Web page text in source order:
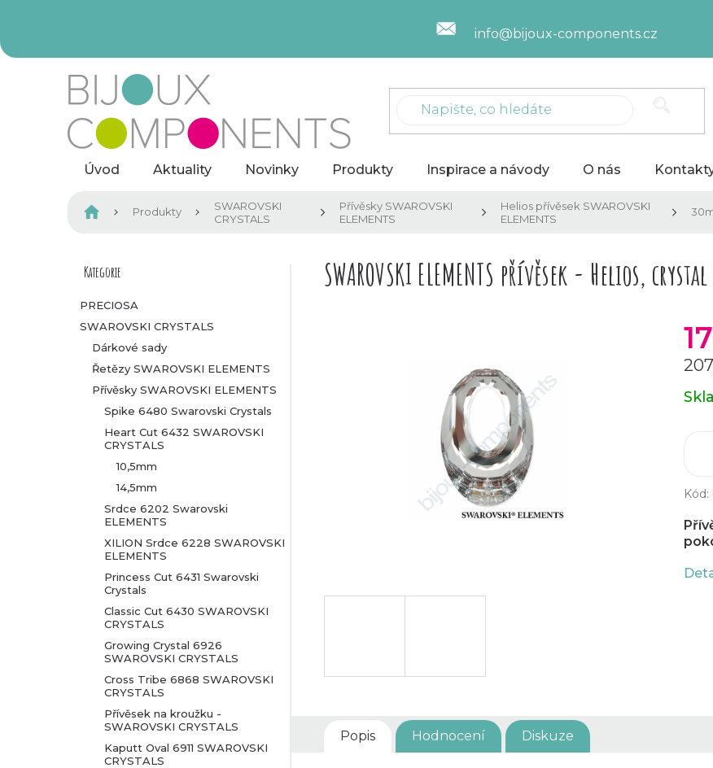
info@bijoux-components.cz
Úvod Aktuality Novinky Produkty Inspirace a návody O nás
Domů Produkty
SWAROVSKI
CRYSTALS
Přívěsky SWAROVSKI
ELEMENTS
Helios přívěsek SWAROVSKI
ELEMENTS
P
o
s
Přeskočit
Kategorie
PRECIOSA
SWAROVSKI CRYSTALS
Dárkové sady
Řetězy SWAROVSKI ELEMENTS
Přívěsky SWAROVSKI ELEMENTS
Spike 6480 Swarovski Crystals
Heart Cut 6432 SWAROVSKI
CRYSTALS
10,5mm
14,5mm
Srdce 6202 Swarovski
ELEMENTS
XILION Srdce 6228 SWAROVSKI
ELEMENTS
Princess Cut 6431 Swarovski
Crystals
Classic Cut 6430 SWAROVSKI
CRYSTALS
Growing Crystal 6926
SWAROVSKI CRYSTALS
Cross Tribe 6868 SWAROVSKI
CRYSTALS
Přívěsek na kroužku -
SWAROVSKI CRYSTALS
Kaputt Oval 6911 SWAROVSKI
CRYSTALS
SWAROVSKI ELEMENTS přívěsek - Helios,
Měrná
cena:
Kód:
Popis Hodnocení Diskuze